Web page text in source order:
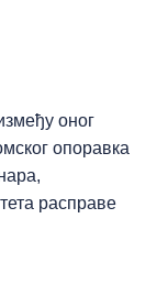
оног
опоравка
расправе